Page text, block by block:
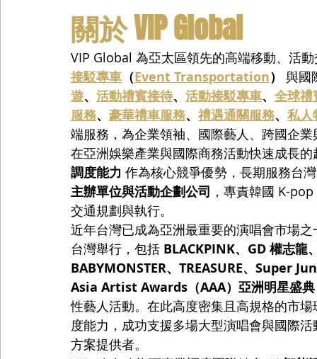
關於 VIP Global
VIP Global 為亞太區領先的高端移動、活
接駁專車 （Event Transportation） 與國
遊、 活動禮賓接待、 活動接駁專車、 全球禮
服務、 豪華禮車服務、 禮遇通關服務、 私人
端服務，為企業領袖、國際藝人、跨國企
在亞洲娛樂產業與國際商務活動快速成長
調度能力 作為核心競爭優勢，長期服務台
主辦單位與活動企劃公司 ，專責韓國 K-
交通規劃與執行。
近年台灣已成為亞洲最重要的演唱會市場
台灣舉行，包括 BLACKPINK、GD 權志龍
BABYMONSTER、TREASURE、Super
Asia Artist Awards（AAA）亞洲明星盛典
性藝人活動。在此高度密集且高規格的市
度能力，成功支援多場大型演唱會與國際
方案提供者。